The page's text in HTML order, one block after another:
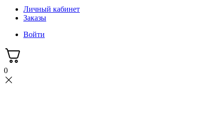
Личный кабинет
Заказы
Войти
0